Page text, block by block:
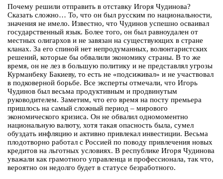
Почему решили отправить в отставку Игоря Чудинова?
Сказать сложно… То, что он был русским по национальности,
значения не имело. Известно, что Чудинов успешно осваивал
государственный язык. Более того, он был равноудален от
местных олигархов и не завязан на существующих в стране
кланах. За его спиной нет непродуманных, волюнтаристских
решений, которые бы обвалили экономику страны. В то же
время, он не лез в большую политику и не представлял угрозы
Курманбеку Бакиеву, то есть не «подсиживал» и не участвовал
в подковерной борьбе. Все эксперты отмечали, что Игорь
Чудинов был весьма продуктивным и продвинутым
руководителем. Заметим, что его время на посту премьера
пришлось на самый сложный период – мирового
экономического кризиса. Он не обвалил одномоментно
национальную валюту, хотя такая опасность была, сумел
обуздать инфляцию и активно привлекал инвестиции. Весьма
плодотворно работал с Россией по поводу привлечения новых
кредитов на льготных условиях. В республике Игоря Чудинова
уважали как грамотного управленца и профессионала, так что,
вероятно он недолго будет в статусе безработного.